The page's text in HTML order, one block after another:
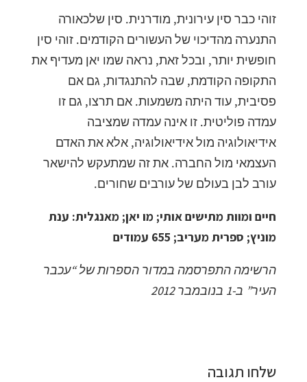
זוהי כבר סין עירונית, מודרנית. סין שלכאורה
התנערה מהדיכוי של העשורים הקודמים. זוהי סין
חופשית יותר, ובכל זאת, נראה שמו יאן מעדיף את
התקופה הקודמת, שבה להתנגדות, גם אם
פסיבית, עוד היתה משמעות. אם תרצו, גם זו
עמדה פוליטית. זו אינה עמדה שמציבה
אידיאולוגיה מול אידיאולוגיה, אלא את האדם
העצמאי מול החברה. את זה שמתעקש להישאר
עורב לבן בעולם של עורבים שחורים.
חיים ומוות מתישים אותי; מו יאן; מאנגלית: ענת
מוניץ; ספרית מעריב; 655 עמודים
הרשימה התפרסמה במדור הספרות של “עכבר
העיר” ב-1 בנובמבר 2012
שלחו תגובה